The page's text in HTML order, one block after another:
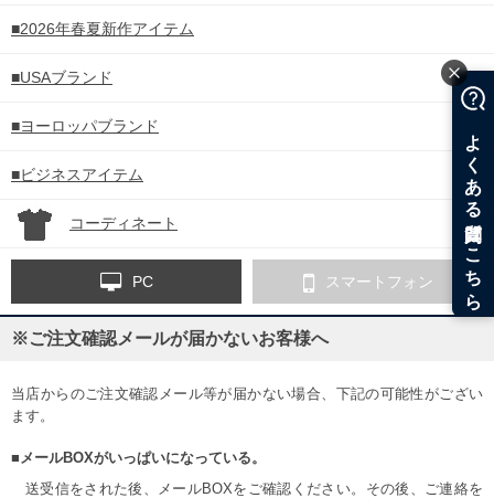
■2026年春夏新作アイテム
■USAブランド
■ヨーロッパブランド
■ビジネスアイテム
コーディネート
PC スマートフォン
※ご注文確認メールが届かないお客様へ
当店からのご注文確認メール等が届かない場合、下記の可能性がござい
ます。
■メールBOXがいっぱいになっている。
送受信をされた後、メールBOXをご確認ください。その後、ご連絡を